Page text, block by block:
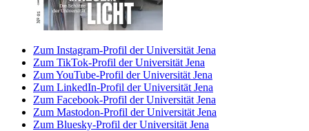
Zum Instagram-Profil der Universität Jena
Zum TikTok-Profil der Universität Jena
Zum YouTube-Profil der Universität Jena
Zum LinkedIn-Profil der Universität Jena
Zum Facebook-Profil der Universität Jena
Zum Mastodon-Profil der Universität Jena
Zum Bluesky-Profil der Universität Jena